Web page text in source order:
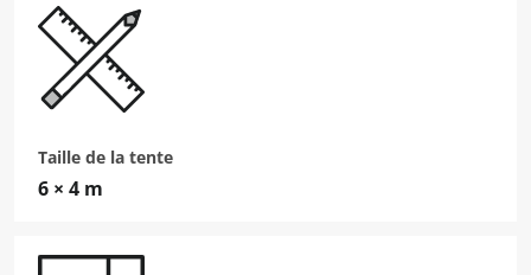
Taille de la tente
6 × 4 m